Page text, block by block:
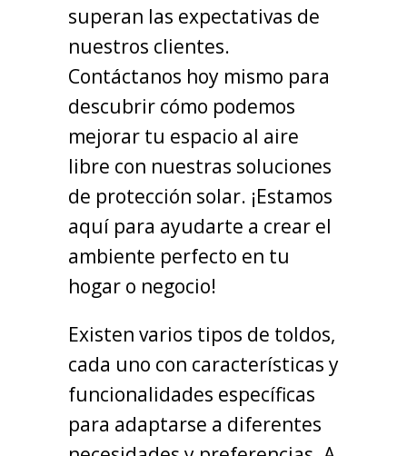
superan las expectativas de
nuestros clientes.
Contáctanos hoy mismo para
descubrir cómo podemos
mejorar tu espacio al aire
libre con nuestras soluciones
de protección solar. ¡Estamos
aquí para ayudarte a crear el
ambiente perfecto en tu
hogar o negocio!
Existen varios tipos de toldos,
cada uno con características y
funcionalidades específicas
para adaptarse a diferentes